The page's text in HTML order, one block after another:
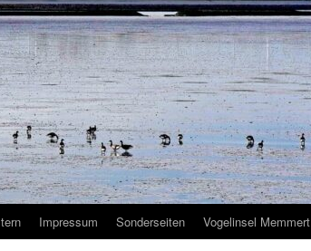
Impressum Sonderseiten Vogelinsel Memmert